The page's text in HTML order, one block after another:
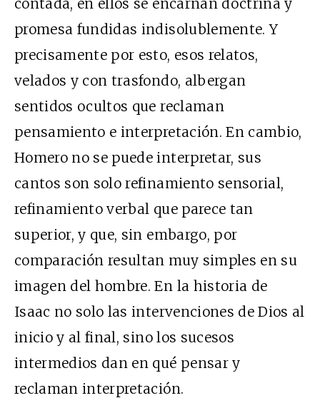
contada, en ellos se encarnan doctrina y
promesa fundidas indisolublemente. Y
precisamente por esto, esos relatos,
velados y con trasfondo, albergan
sentidos ocultos que reclaman
pensamiento e interpretación. En cambio,
Homero no se puede interpretar, sus
cantos son solo refinamiento sensorial,
refinamiento verbal que parece tan
superior, y que, sin embargo, por
comparación resultan muy simples en su
imagen del hombre. En la historia de
Isaac no solo las intervenciones de Dios al
inicio y al final, sino los sucesos
intermedios dan en qué pensar y
reclaman interpretación.